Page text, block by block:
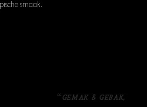
smaak.
“Gemak & gebak,